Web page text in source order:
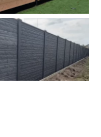
Rots motief antraciet